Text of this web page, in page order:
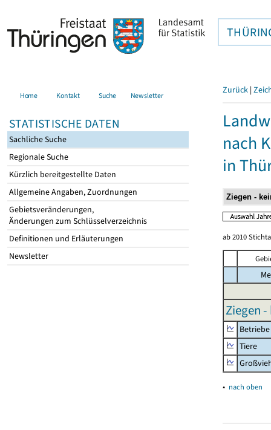
Home Kontakt Suche Newsletter
STATISTISCHE DATEN
Sachliche Suche
Regionale Suche
Kürzlich bereitgestellte Daten
Allgemeine Angaben, Zuordnungen
Gebietsveränderungen,
Änderungen zum Schlüsselverzeichnis
Definitionen und Erläuterungen
Newsletter
Zurück |
nach
in
ab 2010
Ziegen
Betriebe
Tiere
▴ nach oben